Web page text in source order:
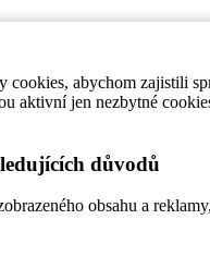
cookies, abychom zajistili
aktivní jen nezbytné
důvodů
obsahu a